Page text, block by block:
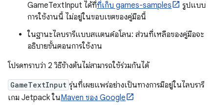
GameTextInput ได้ที่ที่เก็บ games-samples
รูปแบบ
การใช้งานนี้ ไม่อยู่ในขอบเขตของคู่มือนี้
ในฐานะไลบรารีแบบสแตนด์อโลน: ส่วนที่เหลือของคู่มือจะ
อธิบายขั้นตอนการใช้งาน
โปรดทราบว่า 2 วิธีข้างต้นไม่สามารถใช้ร่วมกันได้
GameTextInput รุ่นที่เผยแพร่อย่างเป็นทางการมีอยู่ในไลบรารี
เกม Jetpack ในMaven ของ Google